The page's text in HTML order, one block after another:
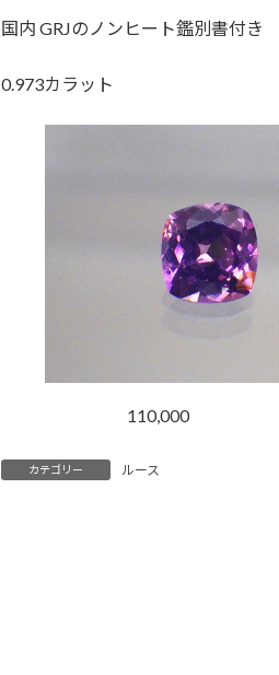
国内 GRJのノンヒート鑑別書付き
0.973カラット
110,000
カテゴリー ルース